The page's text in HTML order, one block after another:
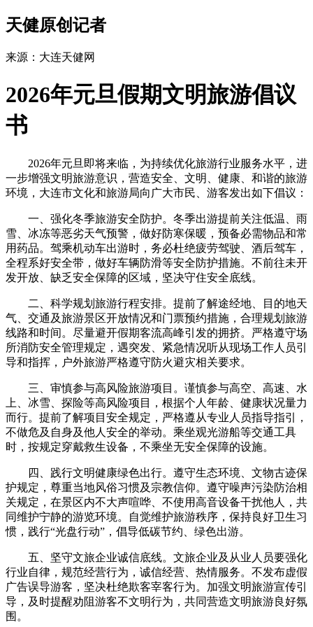
天健原创记者
来源：大连天健网
2026年元旦假期文明旅游倡议
书
2026年元旦即将来临，为持续优化旅游行业服务水平，进
一步增强文明旅游意识，营造安全、文明、健康、和谐的旅游
环境，大连市文化和旅游局向广大市民、游客发出如下倡议：
一、强化冬季旅游安全防护。冬季出游提前关注低温、雨
雪、冰冻等恶劣天气预警，做好防寒保暖，预备必需物品和常
用药品。驾乘机动车出游时，务必杜绝疲劳驾驶、酒后驾车，
全程系好安全带，做好车辆防滑等安全防护措施。不前往未开
发开放、缺乏安全保障的区域，坚决守住安全底线。
二、科学规划旅游行程安排。提前了解途经地、目的地天
气、交通及旅游景区开放情况和门票预约措施，合理规划旅游
线路和时间。尽量避开假期客流高峰引发的拥挤。严格遵守场
所消防安全管理规定，遇突发、紧急情况听从现场工作人员引
导和指挥，户外旅游严格遵守防火避灾相关要求。
三、审慎参与高风险旅游项目。谨慎参与高空、高速、水
上、冰雪、探险等高风险项目，根据个人年龄、健康状况量力
而行。提前了解项目安全规定，严格遵从专业人员指导指引，
不做危及自身及他人安全的举动。乘坐观光游船等交通工具
时，按规定穿戴救生设备，不乘坐无安全保障的设施。
四、践行文明健康绿色出行。遵守生态环境、文物古迹保
护规定，尊重当地风俗习惯及宗教信仰。遵守噪声污染防治相
关规定，在景区内不大声喧哗、不使用高音设备干扰他人，共
同维护宁静的游览环境。自觉维护旅游秩序，保持良好卫生习
惯，践行“光盘行动”，倡导低碳节约、绿色出游。
五、坚守文旅企业诚信底线。文旅企业及从业人员要强化
行业自律，规范经营行为，诚信经营、热情服务。不发布虚假
广告误导游客，坚决杜绝欺客宰客行为。加强文明旅游宣传引
导，及时提醒劝阻游客不文明行为，共同营造文明旅游良好氛
围。